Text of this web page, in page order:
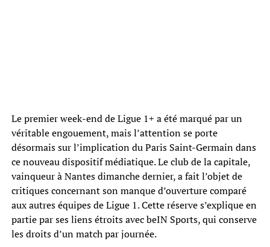
Le premier week-end de Ligue 1+ a été marqué par un
véritable engouement, mais l’attention se porte
désormais sur l’implication du Paris Saint-Germain dans
ce nouveau dispositif médiatique. Le club de la capitale,
vainqueur à Nantes dimanche dernier, a fait l’objet de
critiques concernant son manque d’ouverture comparé
aux autres équipes de Ligue 1. Cette réserve s’explique en
partie par ses liens étroits avec beIN Sports, qui conserve
les droits d’un match par journée.